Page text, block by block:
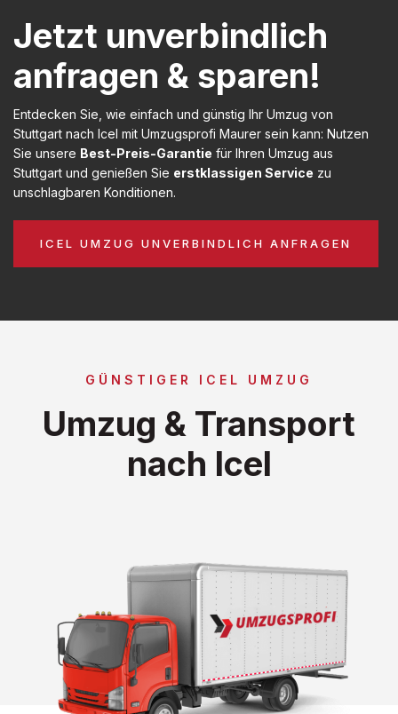
Jetzt unverbindlich
anfragen & sparen!
Entdecken Sie, wie einfach und günstig Ihr Umzug von
Stuttgart nach Icel mit Umzugsprofi Maurer sein kann: Nutzen
Sie unsere Best-Preis-Garantie für Ihren Umzug aus
Stuttgart und genießen Sie erstklassigen Service zu
unschlagbaren Konditionen.
ICEL UMZUG UNVERBINDLICH ANFRAGEN
GÜNSTIGER ICEL UMZUG
Umzug & Transport
nach Icel